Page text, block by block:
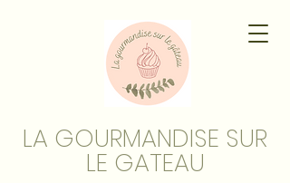
LA GOURMANDISE SUR
LE GATEAU